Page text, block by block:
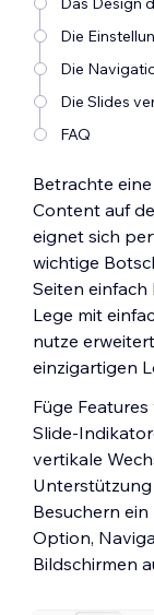
Die
Die
Die Slides
FAQ
Betrachte
Content auf
eignet sich
wichtige
Seiten einfach
Lege mit
nutze
einzigartigen
Füge
Slide-
vertikale
Besuchern
Option,
Bildschirmen